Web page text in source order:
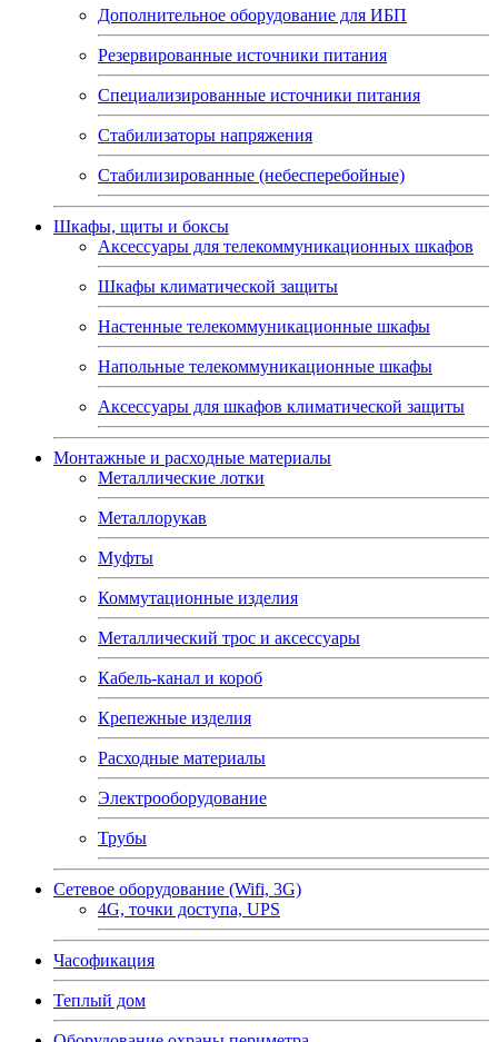
Дополнительное оборудование для ИБП
Резервированные источники питания
Специализированные источники питания
Стабилизаторы напряжения
Стабилизированные (небесперебойные)
Шкафы, щиты и боксы
Аксессуары для телекоммуникационных шкафов
Шкафы климатической защиты
Настенные телекоммуникационные шкафы
Напольные телекоммуникационные шкафы
Аксессуары для шкафов климатической защиты
Монтажные и расходные материалы
Металлические лотки
Металлорукав
Муфты
Коммутационные изделия
Металлический трос и аксессуары
Кабель-канал и короб
Крепежные изделия
Расходные материалы
Электрооборудование
Трубы
Сетевое оборудование (Wifi, 3G)
4G, точки доступа, UPS
Часофикация
Теплый дом